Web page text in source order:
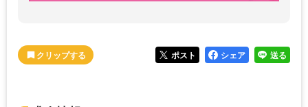
ポスト シェア 送る